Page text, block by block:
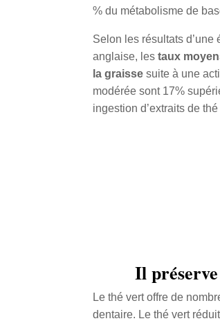
% du métabolisme de
Selon les résultats d’une
anglaise, lestaux
la graisse suite à une
modérée sont 17%
ingestion d’extraits de thé
Il
Le thé vert offre de
dentaire. Le thé vert